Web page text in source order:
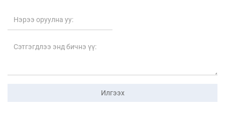
Илгээх